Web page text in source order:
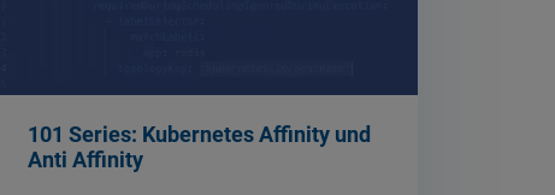
101 Series: Kubernetes Affinity und
Anti Affinity